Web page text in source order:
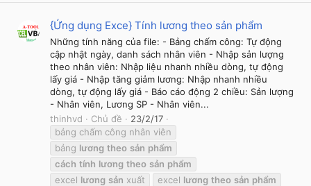
{Ứng dụng Exce} Tính lương theo sản phẩm
Những tính năng của file: - Bảng chấm công: Tự động
cập nhật ngày, danh sách nhân viên - Nhập sản lượng
theo nhân viên: Nhập liệu nhanh nhiều dòng, tự động
lấy giá - Nhập tăng giảm lương: Nhập nhanh nhiều
dòng, tự động lấy giá - Báo cáo động 2 chiều: Sản lượng
- Nhân viên, Lương SP - Nhân viên...
thinhvd
Chủ đề
23/2/17
bảng chấm công nhân viên
bảng lương theo sản phẩm
cách tính lương theo sản phẩm
excel lương sản xuất excel lương theo sản phẩm